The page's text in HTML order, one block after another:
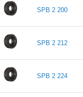
SPB 2 200
SPB 2 212
SPB 2 224